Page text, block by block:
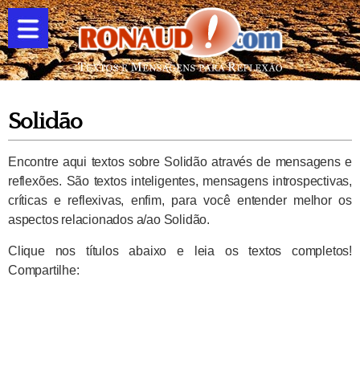
Solidão
Encontre aqui textos sobre Solidão através de mensagens e
reflexões. São textos inteligentes, mensagens introspectivas,
críticas e reflexivas, enfim, para você entender melhor os
aspectos relacionados a/ao Solidão.
Clique nos títulos abaixo e leia os textos completos!
Compartilhe: